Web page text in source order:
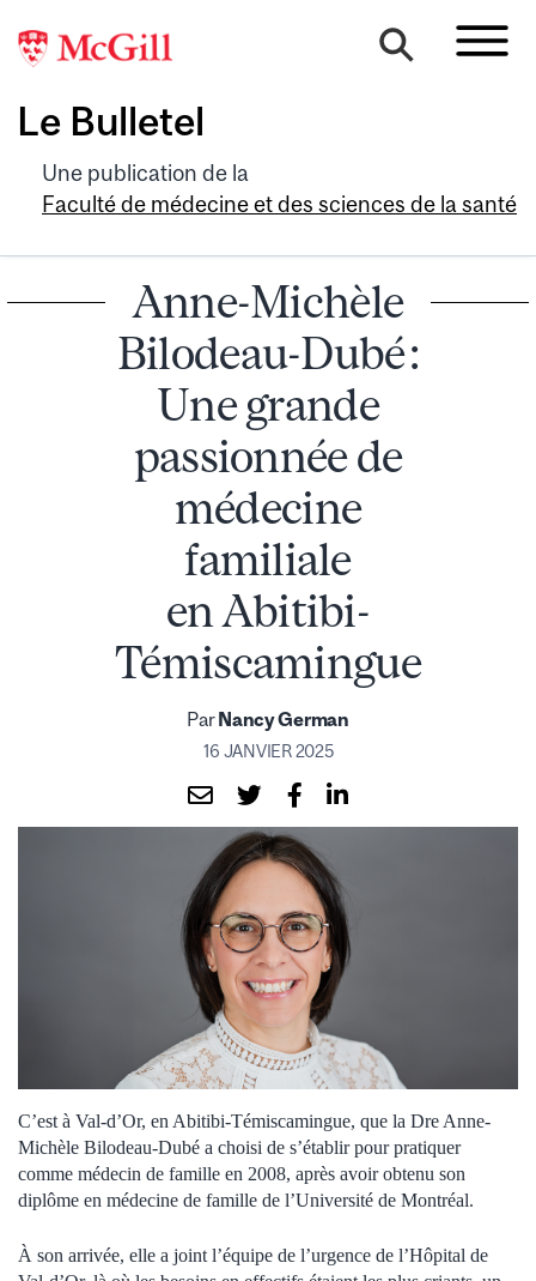
Le Bulletel
Une publication de la
Faculté de médecine et des sciences de la santé
Anne-Michèle
Bilodeau-Dubé :
Une grande
passionnée de
médecine
familiale
en Abitibi-
Témiscamingue
ParNancy German
16 JANVIER 2025
C’est à Val-d’Or, en Abitibi-Témiscamingue, que la Dre Anne-
Michèle Bilodeau-Dubé a choisi de s’établir pour pratiquer
comme médecin de famille en 2008, après avoir obtenu son
diplôme en médecine de famille de l’Université de Montréal.
À son arrivée, elle a joint l’équipe de l’urgence de l’Hôpital de